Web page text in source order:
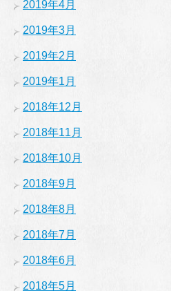
2019年4月
2019年3月
2019年2月
2019年1月
2018年12月
2018年11月
2018年10月
2018年9月
2018年8月
2018年7月
2018年6月
2018年5月